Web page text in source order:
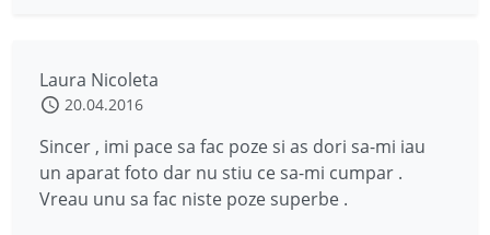
Laura Nicoleta
20.04.2016
Sincer , imi pace sa fac poze si as dori sa-mi iau
un aparat foto dar nu stiu ce sa-mi cumpar .
Vreau unu sa fac niste poze superbe .